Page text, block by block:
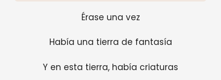
Érase una vez
Había una tierra de fantasía
Y en esta tierra, había criaturas